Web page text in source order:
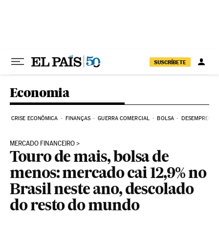
SUSCRÍBETE
Economia
CRISE ECONÔMICA FINANÇAS GUERRA COMERCIAL BOLSA DESEMPREGO
MERCADO FINANCEIRO
Touro de mais, bolsa de
menos: mercado cai 12,9% no
Brasil neste ano, descolado
do resto do mundo